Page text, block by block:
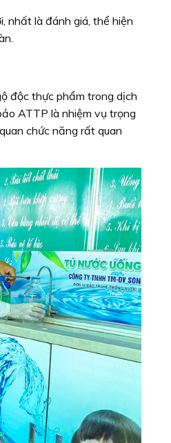
nhất là đánh giá, thể hiện
độc thực phẩm trong dịch
ATTP là nhiệm vụ trọng
chức năng rất quan